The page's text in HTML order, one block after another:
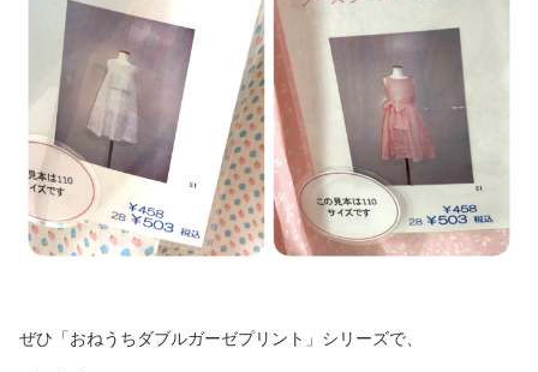
ぜひ「おねうちダブルガーゼプリント」シリーズで、